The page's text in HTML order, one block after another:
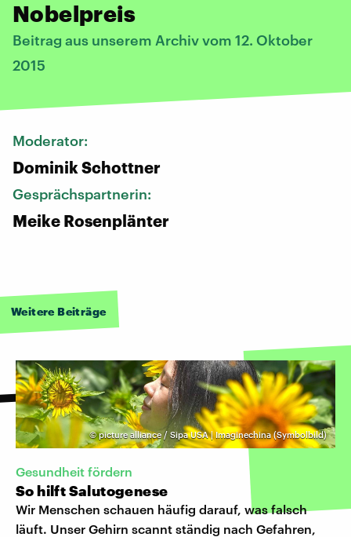
Nobelpreis
Beitrag aus unserem Archiv vom 12. Oktober
2015
Moderator:
Dominik Schottner
Gesprächspartnerin:
Meike Rosenplänter
Weitere Beiträge
©picture alliance / Sipa USA | Imaginechina (Symbolbild)
Gesundheit fördern
So hilft Salutogenese
Wir Menschen schauen häufig darauf, was falsch
läuft. Unser Gehirn scannt ständig nach Gefahren,